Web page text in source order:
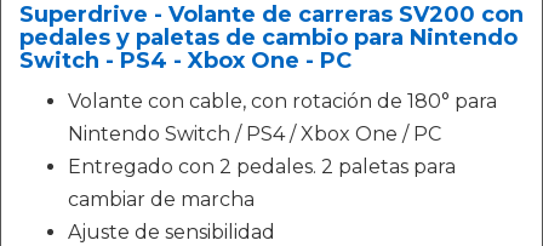
Superdrive - Volante de carreras SV200 con
pedales y paletas de cambio para Nintendo
Switch - PS4 - Xbox One - PC
Volante con cable, con rotación de 180° para
Nintendo Switch / PS4 / Xbox One / PC
Entregado con 2 pedales. 2 paletas para
cambiar de marcha
Ajuste de sensibilidad